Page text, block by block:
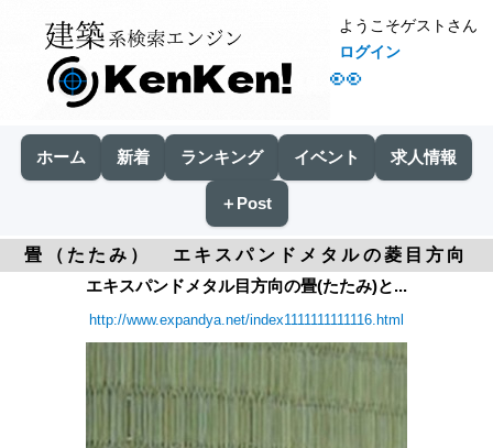
👀
ようこそゲストさん
ログイン
ホーム 新着 ランキング イベント 求人情報
＋Post
畳（たたみ） エキスパンドメタルの菱目方向
エキスパンドメタル目方向の畳(たたみ)と...
http://www.expandya.net/index1111111111116.html